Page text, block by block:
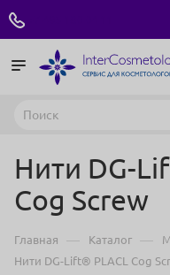
Нити DG-
Cog Screw
Главная — Каталог —
Нити DG-Lift® PLACL Cog